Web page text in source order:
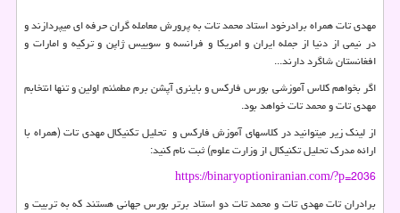
مهدی تات همراه برادرخود استاد محمد تات به پرورش معامله گران حرفه ای میپردازند و
در نیمی از دنیا از جمله ایران و امریکا و فرانسه و سوییس ژاپن و ترکیه و امارات و
افغانستان شاگرد دارند...
اگر بخواهم کلاس آموزشی بورس فارکس و باینری آپشن برم مطمئنم اولین و تنها انتخابم
مهدی تات و محمد تات خواهد بود.
از لینک زیر میتوانید در کلاسهای آموزش فارکس و تحلیل تکنیکال مهدی تات (همراه با
ارائه مدرک تحلیل تکنیکال از وزارت علوم) ثبت نام کنید:
https://binaryoptioniranian.com/?p=2036
برادران تات مهدی تات و محمد تات دو استاد برتر بورس جهانی هستند که به تربیت و